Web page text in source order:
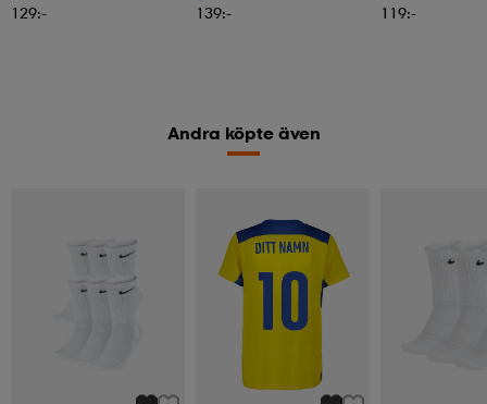
129:- 139:- 119:-
Andra köpte även